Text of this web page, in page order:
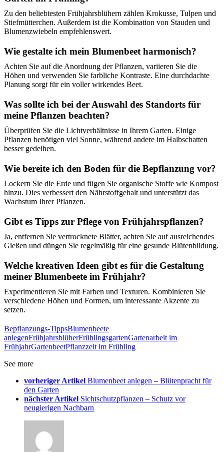
Zu den beliebtesten Frühjahrsblühern zählen Krokusse, Tulpen und
Stiefmütterchen. Außerdem ist die Kombination von Stauden und
Blumenzwiebeln empfehlenswert.
Wie gestalte ich mein Blumenbeet harmonisch?
Achten Sie auf die Anordnung der Pflanzen, variieren Sie die
Höhen und verwenden Sie farbliche Kontraste. Eine durchdachte
Planung sorgt für ein voller wirkendes Beet.
Was sollte ich bei der Auswahl des Standorts für
meine Pflanzen beachten?
Überprüfen Sie die Lichtverhältnisse in Ihrem Garten. Einige
Pflanzen benötigen viel Sonne, während andere im Halbschatten
besser gedeihen.
Wie bereite ich den Boden für die Bepflanzung vor?
Lockern Sie die Erde und fügen Sie organische Stoffe wie Kompost
hinzu. Dies verbessert den Nährstoffgehalt und unterstützt das
Wachstum Ihrer Pflanzen.
Gibt es Tipps zur Pflege von Frühjahrspflanzen?
Ja, entfernen Sie vertrocknete Blätter, achten Sie auf ausreichendes
Gießen und düngen Sie regelmäßig für eine gesunde Blütenbildung.
Welche kreativen Ideen gibt es für die Gestaltung
meiner Blumenbeete im Frühjahr?
Experimentieren Sie mit Farben und Texturen. Kombinieren Sie
verschiedene Höhen und Formen, um interessante Akzente zu
setzen.
Bepflanzungs-TippsBlumenbeete
anlegenFrühjahrsblüherFrühlingsgartenGartenarbeit im
FrühjahrGartenbeetPflanzzeit im Frühling
See more
vorheriger Artikel Blumenbeet anlegen – Blütenpracht für
den Garten
nächster Artikel Sichtschutzpflanzen – Schutz vor
neugierigen Nachbarn